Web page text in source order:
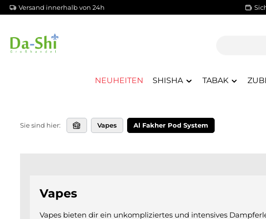
Hauptinhalt springen
Zur Suche springen
Zur Hauptnavigation springen
Versand innerhalb von 24h
NEUHEITEN SHISHA TABAK
Sie sind hier: Vapes Al Fakher Pod System
Vapes
Vapes bieten dir ein unkompliziertes und intensives